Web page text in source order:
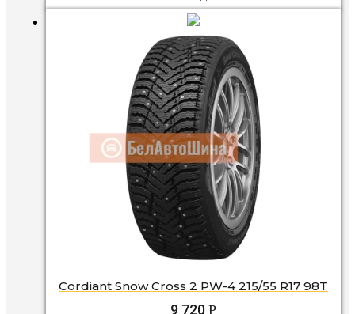
Cordiant Snow Cross 2 PW-4 215/55 R17 98T
9 720 Р